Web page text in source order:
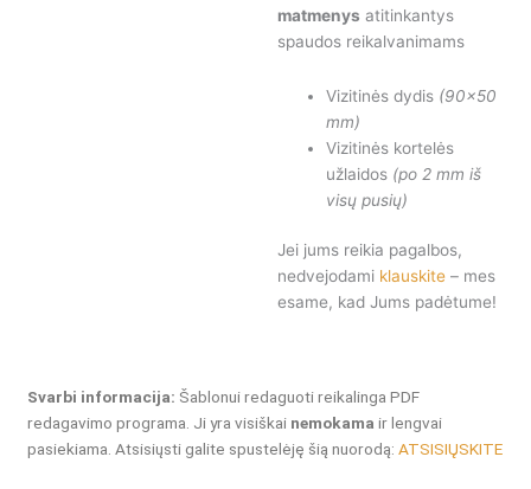
matmenys atitinkantys
spaudos reikalvanimams
Vizitinės dydis (90×50
mm)
Vizitinės kortelės
užlaidos (po 2 mm iš
visų pusių)
Jei jums reikia pagalbos,
nedvejodami klauskite – mes
esame, kad Jums padėtume!
Svarbi informacija: Šablonui redaguoti reikalinga PDF
redagavimo programa. Ji yra visiškai nemokama ir lengvai
pasiekiama. Atsisiųsti galite spustelėję šią nuorodą:ATSISIŲSKITE